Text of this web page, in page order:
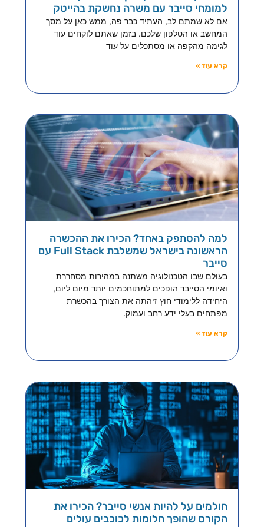
למומחי סייבר עם משרה נחשקת בהייטק
אם לא שמתם לב, העתיד כבר פה, ממש כאן על מסך
המחשב או הטלפון שלכם. בזמן שאתם לוקחים עוד
לגימה מהקפה או מסתכלים על עוד
קרא עוד »
למה להסתפק באחד? הכירו את ההכשרה
הראשונה בישראל שמשלבת Full Stack עם
סייבר
בעולם שבו הטכנולוגיה משתנה במהירות מסחררת
ואיומי הסייבר הופכים למתוחכמים יותר מיום ליום,
היחידה ללימודי חוץ זיהתה את הצורך בהכשרת
מפתחים בעלי ידע רחב ועמוק.
קרא עוד »
חולמים על להיות אנשי סייבר? הכירו את
הקורס שהופך חלומות לכוכבים עולים